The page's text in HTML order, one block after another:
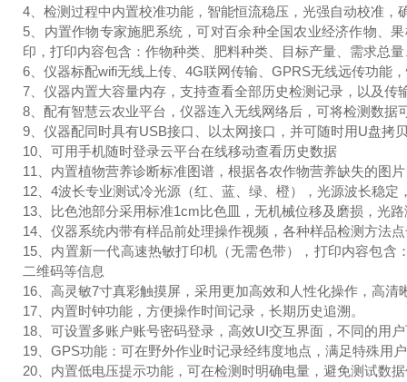
4、检测过程中内置校准功能，智能恒流稳压，光强自动校准，
5、内置作物专家施肥系统，可对百余种全国农业经济作物、
印，打印内容包含：作物种类、肥料种类、目标产量、需求总
6、仪器标配wifi无线上传、4G联网传输、GPRS无线远传功能
7、仪器内置大容量内存，支持查看全部历史检测记录，以及传
8、配有智慧云农业平台，仪器连入无线网络后，可将检测数
9、仪器配同时具有USB接口、以太网接口，并可随时用U盘拷
10、可用手机随时登录云平台在线移动查看历史数据
11、内置植物营养诊断标准图谱，根据各农作物营养缺失的图
12、4波长专业测试冷光源（红、蓝、绿、橙），光源波长稳
13、比色池部分采用标准1cm比色皿，无机械位移及磨损，光
14、仪器系统内带有样品前处理操作视频，各种样品检测方法
15、内置新一代高速热敏打印机（无需色带），打印内容包
二维码等信息
16、高灵敏7寸真彩触摸屏，采用更加高效和人性化操作，高
17、内置时钟功能，方便操作时间记录，长期历史追溯。
18、可设置多账户账号密码登录，高效UI交互界面，不同的用
19、GPS功能：可在野外作业时记录经纬度地点，满足特殊用
20、内置低电压提示功能，可在检测时明确电量，避免测试数